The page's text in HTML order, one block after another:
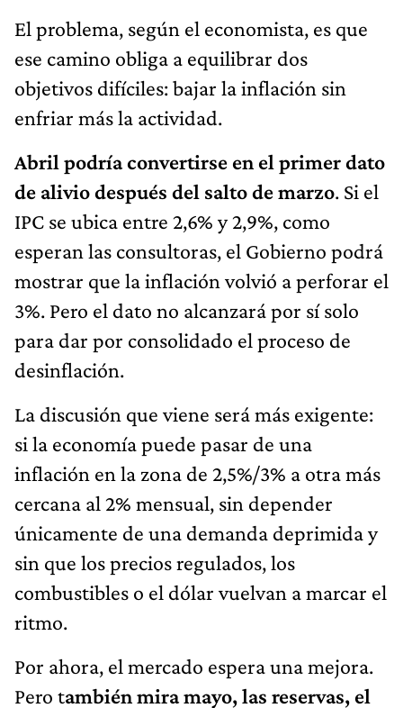
El problema, según el economista, es que
ese camino obliga a equilibrar dos
objetivos difíciles: bajar la inflación sin
enfriar más la actividad.
Abril podría convertirse en el primer dato
de alivio después del salto de marzo. Si el
IPC se ubica entre 2,6% y 2,9%, como
esperan las consultoras, el Gobierno podrá
mostrar que la inflación volvió a perforar el
3%. Pero el dato no alcanzará por sí solo
para dar por consolidado el proceso de
desinflación.
La discusión que viene será más exigente:
si la economía puede pasar de una
inflación en la zona de 2,5%/3% a otra más
cercana al 2% mensual, sin depender
únicamente de una demanda deprimida y
sin que los precios regulados, los
combustibles o el dólar vuelvan a marcar el
ritmo.
Por ahora, el mercado espera una mejora.
Pero también mira mayo, las reservas, el